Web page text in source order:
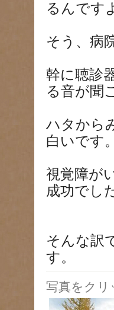
るんです
そう、病
幹に聴診
る音が聞
ハタから
白いです。
視覚障が
成功でし
そんな訳
す。
写真をクリ